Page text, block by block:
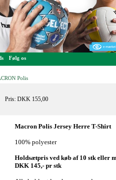
Følg os
Polis
Pris: DKK 155,00
Macron Polis Jersey Herre T-Shirt
100% polyester
Holdsætpris ved køb af 10 stk eller
DKK 145,- pr stk